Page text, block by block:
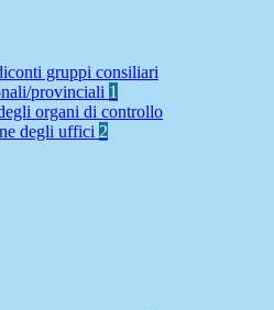
gruppi consiliari
provinciali 1
organi di controllo
degli uffici 2